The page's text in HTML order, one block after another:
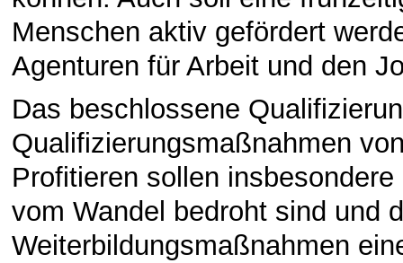
Menschen aktiv gefördert
Agenturen für Arbeit und den
Das beschlossene
Qualifizierungsmaßnahmen
Profitieren sollen
vom Wandel bedroht sind und
Weiterbildungsmaßnahmen